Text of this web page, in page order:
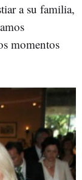
a su familia,
momentos